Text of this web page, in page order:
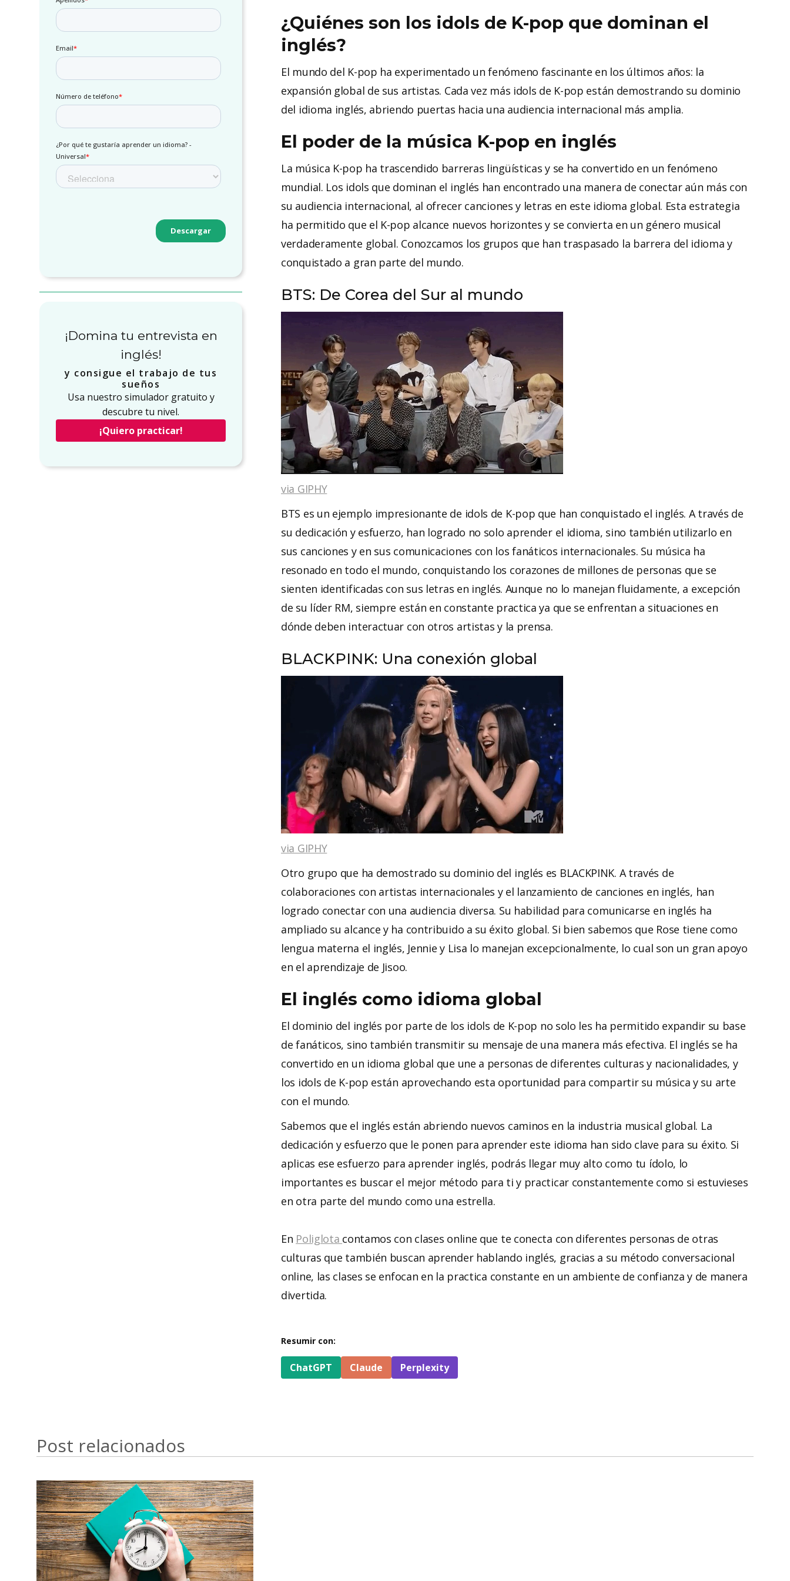
¡Domina tu entrevista en
inglés!
y consigue el trabajo de tus
sueños
Usa nuestro simulador gratuito y
descubre tu nivel.
¡Quiero practicar!
¿Quiénes son los idols de K-pop que dominan el
inglés?
El mundo del K-pop ha experimentado un fenómeno fascinante en los últimos años: la
expansión global de sus artistas. Cada vez más idols de K-pop están demostrando su dominio
del idioma inglés, abriendo puertas hacia una audiencia internacional más amplia.
El poder de la música K-pop en inglés
La música K-pop ha trascendido barreras lingüísticas y se ha convertido en un fenómeno
mundial. Los idols que dominan el inglés han encontrado una manera de conectar aún más con
su audiencia internacional, al ofrecer canciones y letras en este idioma global. Esta estrategia
ha permitido que el K-pop alcance nuevos horizontes y se convierta en un género musical
verdaderamente global. Conozcamos los grupos que han traspasado la barrera del idioma y
conquistado a gran parte del mundo.
BTS: De Corea del Sur al mundo
via GIPHY
BTS es un ejemplo impresionante de idols de K-pop que han conquistado el inglés. A través de
su dedicación y esfuerzo, han logrado no solo aprender el idioma, sino también utilizarlo en
sus canciones y en sus comunicaciones con los fanáticos internacionales. Su música ha
resonado en todo el mundo, conquistando los corazones de millones de personas que se
sienten identificadas con sus letras en inglés. Aunque no lo manejan fluidamente, a excepción
de su líder RM, siempre están en constante practica ya que se enfrentan a situaciones en
dónde deben interactuar con otros artistas y la prensa.
BLACKPINK: Una conexión global
via GIPHY
Otro grupo que ha demostrado su dominio del inglés es BLACKPINK. A través de
colaboraciones con artistas internacionales y el lanzamiento de canciones en inglés, han
logrado conectar con una audiencia diversa. Su habilidad para comunicarse en inglés ha
ampliado su alcance y ha contribuido a su éxito global. Si bien sabemos que Rose tiene como
lengua materna el inglés, Jennie y Lisa lo manejan excepcionalmente, lo cual son un gran apoyo
en el aprendizaje de Jisoo.
El inglés como idioma global
El dominio del inglés por parte de los idols de K-pop no solo les ha permitido expandir su base
de fanáticos, sino también transmitir su mensaje de una manera más efectiva. El inglés se ha
convertido en un idioma global que une a personas de diferentes culturas y nacionalidades, y
los idols de K-pop están aprovechando esta oportunidad para compartir su música y su arte
con el mundo.
Sabemos que el inglés están abriendo nuevos caminos en la industria musical global. La
dedicación y esfuerzo que le ponen para aprender este idioma han sido clave para su éxito. Si
aplicas ese esfuerzo para aprender inglés, podrás llegar muy alto como tu ídolo, lo
importantes es buscar el mejor método para ti y practicar constantemente como si estuvieses
en otra parte del mundo como una estrella.
En Poliglota contamos con clases online que te conecta con diferentes personas de otras
culturas que también buscan aprender hablando inglés, gracias a su método conversacional
online, las clases se enfocan en la practica constante en un ambiente de confianza y de manera
divertida.
Resumir con:
ChatGPT Claude Perplexity
Post relacionados